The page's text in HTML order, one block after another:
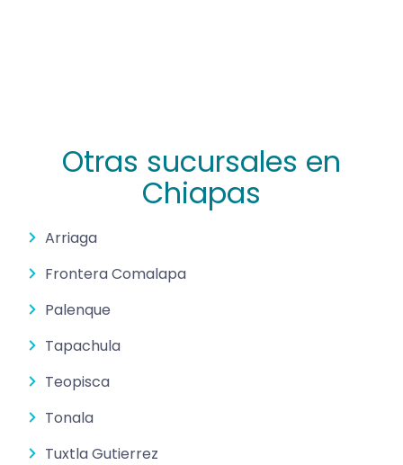
Otras sucursales en
Chiapas
Arriaga
Frontera Comalapa
Palenque
Tapachula
Teopisca
Tonala
Tuxtla Gutierrez